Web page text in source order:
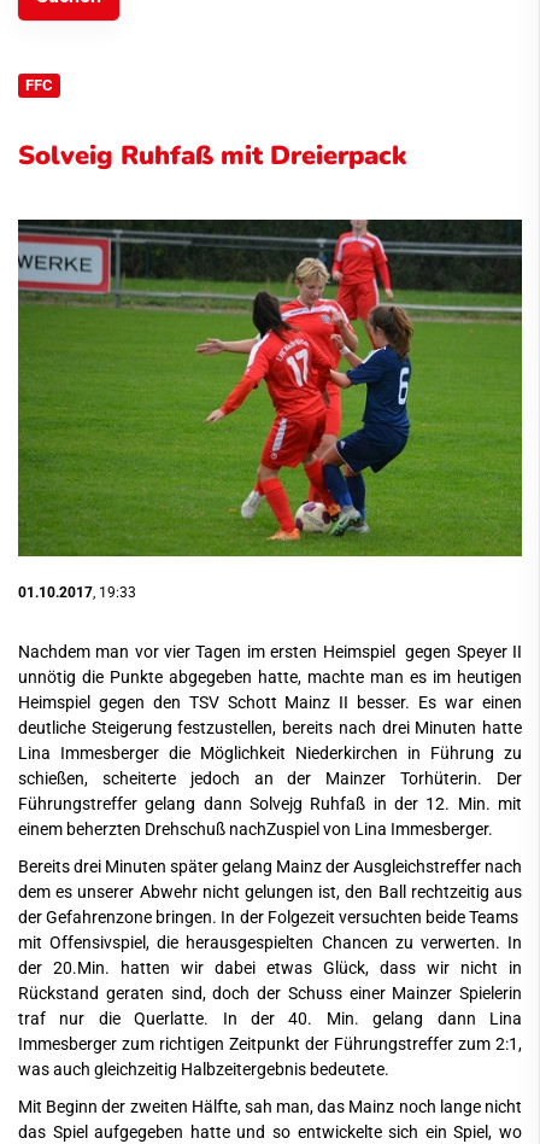
FFC
Solveig Ruhfaß mit Dreierpack
01.10.2017 , 19:33
Nachdem man vor vier Tagen im ersten Heimspiel gegen Speyer II
unnötig die Punkte abgegeben hatte, machte man es im heutigen
Heimspiel gegen den TSV Schott Mainz II besser. Es war einen
deutliche Steigerung festzustellen, bereits nach drei Minuten hatte
Lina Immesberger die Möglichkeit Niederkirchen in Führung zu
schießen, scheiterte jedoch an der Mainzer Torhüterin. Der
Führungstreffer gelang dann Solvejg Ruhfaß in der 12. Min. mit
einem beherzten Drehschuß nachZuspiel von Lina Immesberger.
Bereits drei Minuten später gelang Mainz der Ausgleichstreffer nach
dem es unserer Abwehr nicht gelungen ist, den Ball rechtzeitig aus
der Gefahrenzone bringen. In der Folgezeit versuchten beide Teams
mit Offensivspiel, die herausgespielten Chancen zu verwerten. In
der 20.Min. hatten wir dabei etwas Glück, dass wir nicht in
Rückstand geraten sind, doch der Schuss einer Mainzer Spielerin
traf nur die Querlatte. In der 40. Min. gelang dann Lina
Immesberger zum richtigen Zeitpunkt der Führungstreffer zum 2:1,
was auch gleichzeitig Halbzeitergebnis bedeutete.
Mit Beginn der zweiten Hälfte, sah man, das Mainz noch lange nicht
das Spiel aufgegeben hatte und so entwickelte sich ein Spiel, wo